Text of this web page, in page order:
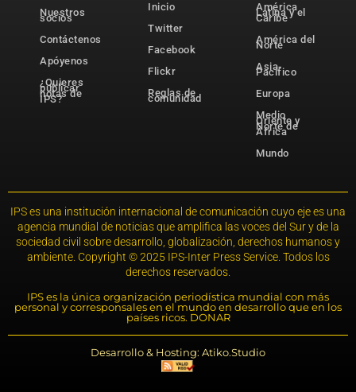
Nuestros
socios
Contáctenos
Apóyenos
¿Quieres
publicar
notas de
IPS?
Inicio
Twitter
Facebook
Flickr
Reglas de
comunidad
América
Latina y el
Caribe
América del
Norte
Asia-
Pacífico
Europa
Medio
Oriente y
Norte de
África
Mundo
IPS es una institución internacional de comunicación cuyo eje es una
agencia mundial de noticias que amplifica las voces del Sur y de la
sociedad civil sobre desarrollo, globalización, derechos humanos y
ambiente. Copyright © 2025 IPS-Inter Press Service. Todos los
derechos reservados.
IPS es la única organización periodística mundial con más
personal y corresponsales en el mundo en desarrollo que en los
países ricos. DONAR
Desarrollo & Hosting: Atiko.Studio